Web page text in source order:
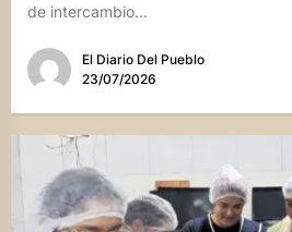
de intercambio...
El Diario Del Pueblo
23/07/2026